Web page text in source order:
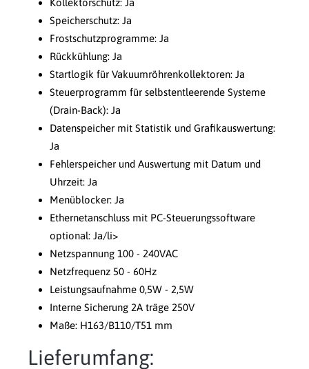
Kollektorschutz: Ja
Speicherschutz: Ja
Frostschutzprogramme: Ja
Rückkühlung: Ja
Startlogik für Vakuumröhrenkollektoren: Ja
Steuerprogramm für selbstentleerende Systeme
(Drain-Back): Ja
Datenspeicher mit Statistik und Grafikauswertung:
Ja
Fehlerspeicher und Auswertung mit Datum und
Uhrzeit: Ja
Menüblocker: Ja
Ethernetanschluss mit PC-Steuerungssoftware
optional: Ja/li>
Netzspannung 100 - 240VAC
Netzfrequenz 50 - 60Hz
Leistungsaufnahme 0,5W - 2,5W
Interne Sicherung 2A träge 250V
Maße: H163/B110/T51 mm
Lieferumfang: